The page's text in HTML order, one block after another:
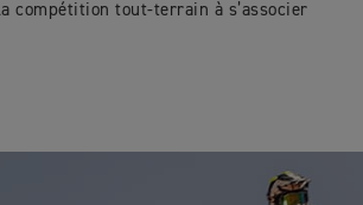
compétition tout-terrain à s’associer